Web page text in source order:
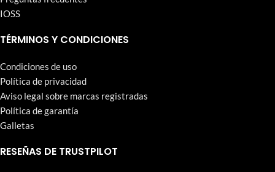
IOSS
TÉRMINOS Y CONDICIONES
Condiciones de uso
Política de privacidad
Aviso legal sobre marcas registradas
Política de garantía
Galletas
RESEÑAS DE TRUSTPILOT